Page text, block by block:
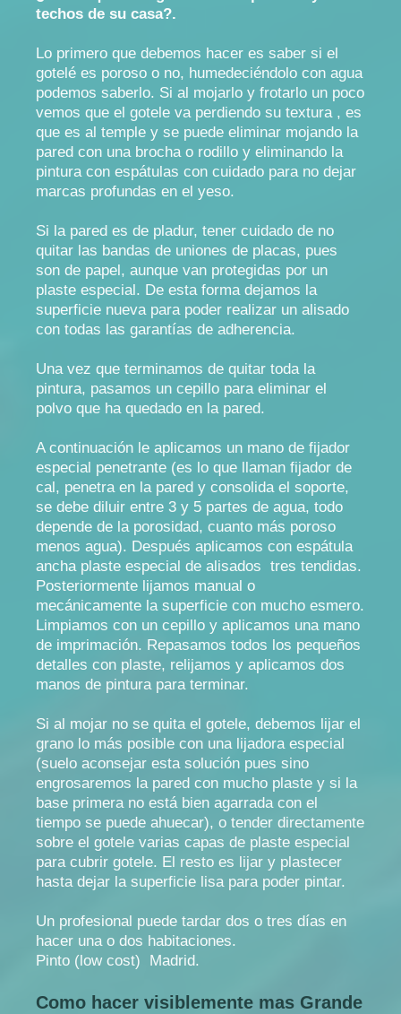
techos de su casa?.
Lo primero que debemos hacer es saber si el
gotelé es poroso o no, humedeciéndolo con agua
podemos saberlo. Si al mojarlo y frotarlo un poco
vemos que el gotele va perdiendo su textura , es
que es al temple y se puede eliminar mojando la
pared con una brocha o rodillo y eliminando la
pintura con espátulas con cuidado para no dejar
marcas profundas en el yeso.
Si la pared es de pladur, tener cuidado de no
quitar las bandas de uniones de placas, pues
son de papel, aunque van protegidas por un
plaste especial. De esta forma dejamos la
superficie nueva para poder realizar un alisado
con todas las garantías de adherencia.
Una vez que terminamos de quitar toda la
pintura, pasamos un cepillo para eliminar el
polvo que ha quedado en la pared.
A continuación le aplicamos un mano de fijador
especial penetrante (es lo que llaman fijador de
cal, penetra en la pared y consolida el soporte,
se debe diluir entre 3 y 5 partes de agua, todo
depende de la porosidad, cuanto más poroso
menos agua). Después aplicamos con espátula
ancha plaste especial de alisados tres tendidas.
Posteriormente lijamos manual o
mecánicamente la superficie con mucho esmero.
Limpiamos con un cepillo y aplicamos una mano
de imprimación. Repasamos todos los pequeños
detalles con plaste, relijamos y aplicamos dos
manos de pintura para terminar.
Si al mojar no se quita el gotele, debemos lijar el
grano lo más posible con una lijadora especial
(suelo aconsejar esta solución pues sino
engrosaremos la pared con mucho plaste y si la
base primera no está bien agarrada con el
tiempo se puede ahuecar), o tender directamente
sobre el gotele varias capas de plaste especial
para cubrir gotele. El resto es lijar y plastecer
hasta dejar la superficie lisa para poder pintar.
Un profesional puede tardar dos o tres días en
hacer una o dos habitaciones.
Pinto (low cost) Madrid.
Como hacer visiblemente mas Grande